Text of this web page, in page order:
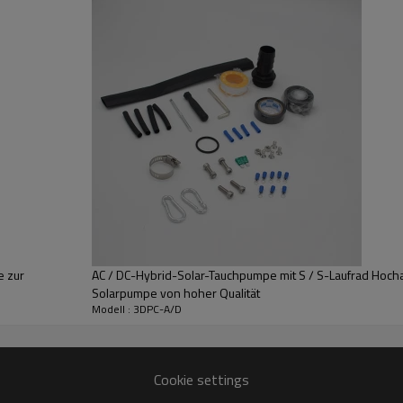
Berechnen Sie den "tatsächlichen
Dann können Sie die
über Durchmesser Polyrohr)
die mindestens der des Originalkabels in der Pumpe entspricht.
Abbildung entsprechen. Beispiel: Das Modell 3DPC3.5-95-110-
zur
AC / DC-Hybrid-Solar-Tauchpumpe mit S / S-Laufrad
Solarpumpe von hoher Qualität
Modell : 3DPC-A/D
Cookie settings